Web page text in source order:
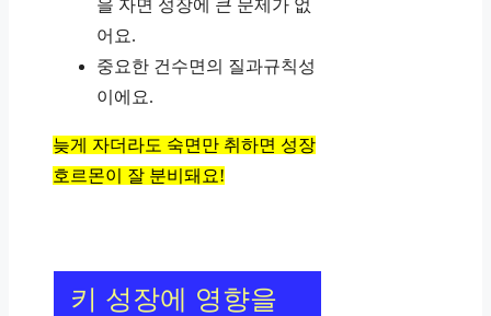
을 자면 성장에 큰 문제가 없
어요.
중요한 건수면의 질과규칙성
이에요.
늦게 자더라도 숙면만 취하면 성장
호르몬이 잘 분비돼요!
키 성장에 영향을